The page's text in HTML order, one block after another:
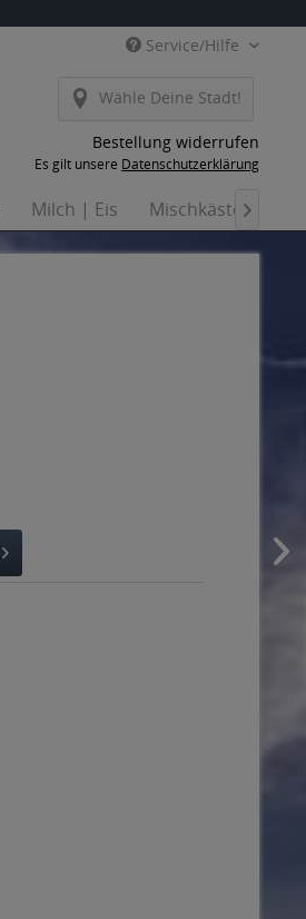
Service/Hilfe
Wähle Deine Stadt!
Bestellung widerrufen
Es gilt unsere Datenschutzerklärung
Milch | Eis Mischkästen
